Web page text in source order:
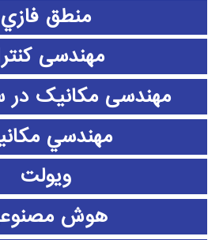
منطق فازي
مهندسی
مهندسی مکانیک در
مهندسي
ویولت
هوش